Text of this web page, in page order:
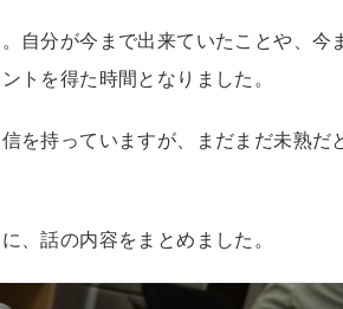
自分が今まで出来ていたことや、今
トを得た時間となりました。
を持っていますが、まだまだ未熟だ
、話の内容をまとめました。